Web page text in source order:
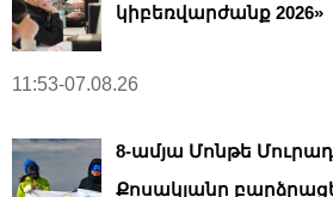
կիբեռվարժանք 2026»
11:53-07.08.26
8-ամյա Մոնթե
Քոսակյանը